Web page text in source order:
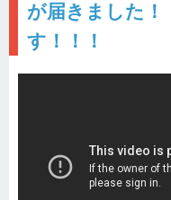
が届きました！
す！！！